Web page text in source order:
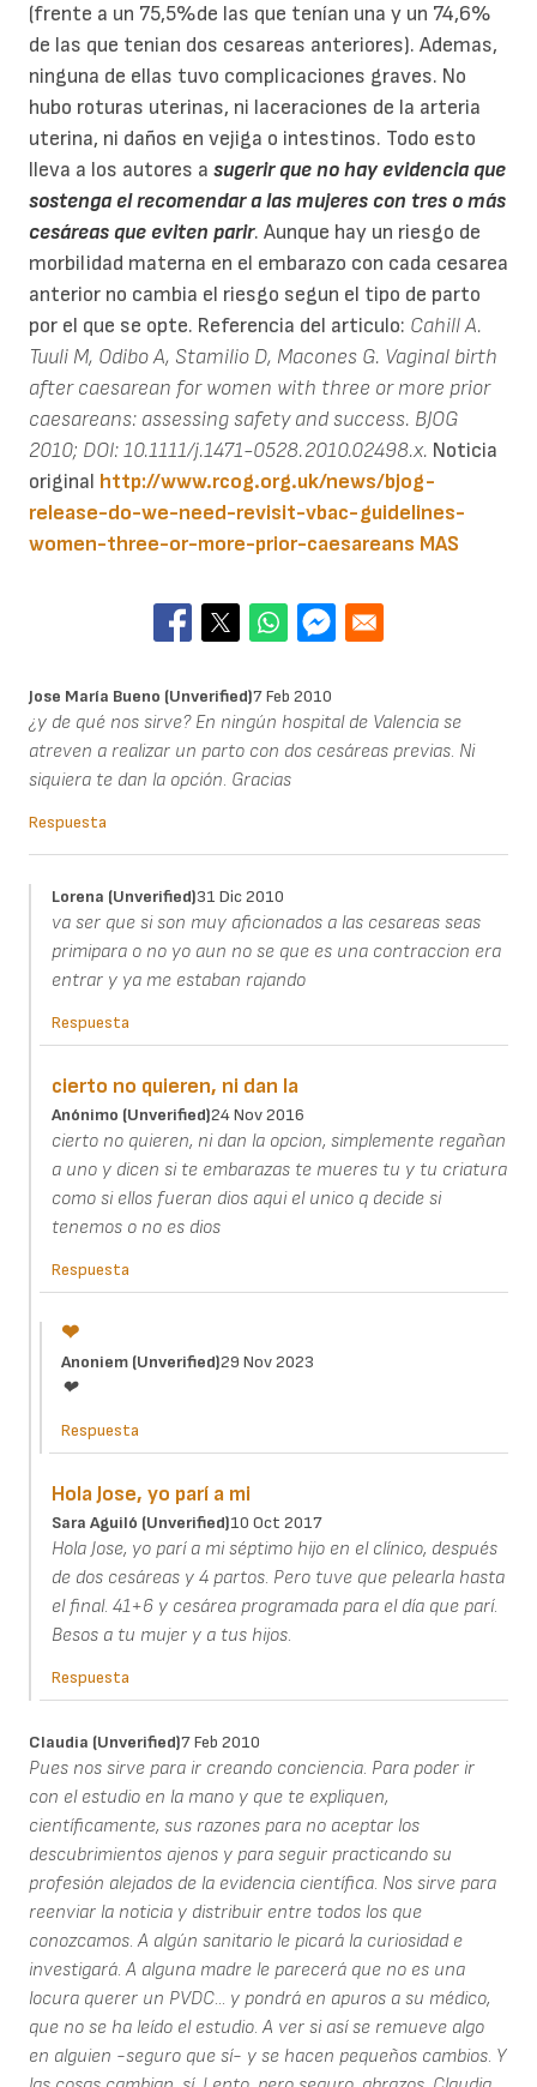
(frente a un 75,5%de las que tenían una y un 74,6%
de las que tenian dos cesareas anteriores). Ademas,
ninguna de ellas tuvo complicaciones graves. No
hubo roturas uterinas, ni laceraciones de la arteria
uterina, ni daños en vejiga o intestinos. Todo esto
lleva a los autores a sugerir que no hay evidencia que
sostenga el recomendar a las mujeres con tres o más
cesáreas que eviten parir. Aunque hay un riesgo de
morbilidad materna en el embarazo con cada cesarea
anterior no cambia el riesgo segun el tipo de parto
por el que se opte. Referencia del articulo: Cahill A.
Tuuli M, Odibo A, Stamilio D, Macones G. Vaginal birth
after caesarean for women with three or more prior
caesareans: assessing safety and success. BJOG
2010; DOI: 10.1111/j.1471-0528.2010.02498.x. Noticia
original http://www.rcog.org.uk/news/bjog-
release-do-we-need-revisit-vbac-guidelines-
women-three-or-more-prior-caesareans MAS
Jose María Bueno (unverified)7 Feb 2010
¿y de qué nos sirve? En ningún hospital de Valencia se
atreven a realizar un parto con dos cesáreas previas. Ni
siquiera te dan la opción. Gracias
Respuesta
Lorena (unverified)31 Dic 2010
va ser que si son muy aficionados a las cesareas seas
primipara o no yo aun no se que es una contraccion era
entrar y ya me estaban rajando
Respuesta
cierto no quieren, ni dan la
Anónimo (unverified)24 Nov 2016
cierto no quieren, ni dan la opcion, simplemente regañan
a uno y dicen si te embarazas te mueres tu y tu criatura
como si ellos fueran dios aqui el unico q decide si
tenemos o no es dios
Respuesta
❤
Anoniem (unverified)29 Nov 2023
❤
Respuesta
Hola Jose, yo parí a mi
Sara Aguiló (unverified)10 Oct 2017
Hola Jose, yo parí a mi séptimo hijo en el clínico, después
de dos cesáreas y 4 partos. Pero tuve que pelearla hasta
el final. 41+6 y cesárea programada para el día que parí.
Besos a tu mujer y a tus hijos.
Respuesta
Claudia (unverified)7 Feb 2010
Pues nos sirve para ir creando conciencia. Para poder ir
con el estudio en la mano y que te expliquen,
científicamente, sus razones para no aceptar los
descubrimientos ajenos y para seguir practicando su
profesión alejados de la evidencia científica. Nos sirve para
reenviar la noticia y distribuir entre todos los que
conozcamos. A algún sanitario le picará la curiosidad e
investigará. A alguna madre le parecerá que no es una
locura querer un PVDC... y pondrá en apuros a su médico,
que no se ha leído el estudio. A ver si así se remueve algo
en alguien -seguro que sí- y se hacen pequeños cambios. Y